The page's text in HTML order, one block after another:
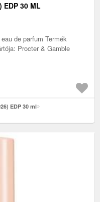
EDP 30 ML
de parfum Termék
Procter & Gamble
EDP 30 ml